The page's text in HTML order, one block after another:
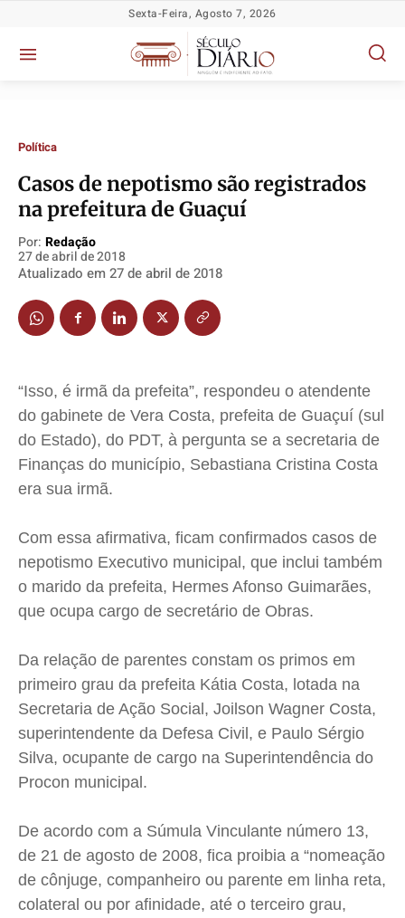
TV Século
Justiça
Educação
Segurança
Saúde
Cidades
Direitos
Economia
Colunas
Caetano Roque
Gustavo Bastos
Jr Mignone (in memorian)
Publicidade Legal
Anuncie
Quem Somos
Contato
TV Século
Justiça
Educação
Segurança
Saúde
Cidades
Direitos
Economia
Colunas
Caetano Roque
Gustavo Bastos
Jr Mignone (in memorian)
Publicidade Legal
Anuncie
Quem Somos
Contato
TV Século
Justiça
Educação
Segurança
Saúde
Cidades
Direitos
Economia
Colunas
Caetano Roque
Gustavo Bastos
Jr Mignone (in memorian)
Publicidade Legal
Anuncie
Quem Somos
Contato
TV Século
Justiça
Educação
Segurança
Saúde
Cidades
Direitos
Economia
Colunas
Caetano Roque
Gustavo Bastos
Jr Mignone (in memorian)
Publicidade Legal
Anuncie
Quem Somos
Contato
Sexta-Feira, Agosto 7, 2026
Política
Casos de nepotismo são registrados
na prefeitura de Guaçuí
Por: Redação
27 de abril de 2018
Atualizado em 27 de abril de 2018
“Isso, é irmã da prefeita”, respondeu o atendente
do gabinete de Vera Costa, prefeita de Guaçuí (sul
do Estado), do PDT, à pergunta se a secretaria de
Finanças do município, Sebastiana Cristina Costa
era sua irmã.
Com essa afirmativa, ficam confirmados casos de
nepotismo Executivo municipal, que inclui também
o marido da prefeita, Hermes Afonso Guimarães,
que ocupa cargo de secretário de Obras.
Da relação de parentes constam os primos em
primeiro grau da prefeita Kátia Costa, lotada na
Secretaria de Ação Social, Joilson Wagner Costa,
superintendente da Defesa Civil, e Paulo Sérgio
Silva, ocupante de cargo na Superintendência do
Procon municipal.
De acordo com a Súmula Vinculante número 13,
de 21 de agosto de 2008, fica proibia a “nomeação
de cônjuge, companheiro ou parente em linha reta,
colateral ou por afinidade, até o terceiro grau,